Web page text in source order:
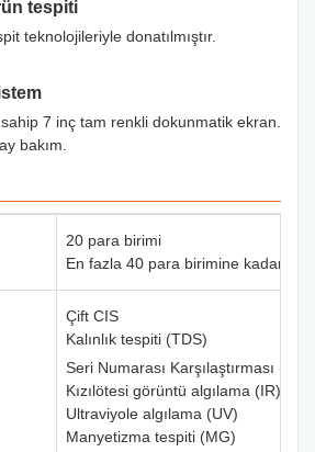
tespiti
teknolojileriyle donatılmıştır.
7 inç tam renkli dokunmatik ekran.
bakım.
20 para birimi
En fazla 40 para birimine kadar
Çift CIS
Kalınlık tespiti (TDS)
Seri Numarası Karşılaştırması (SN)
Kızılötesi görüntü algılama (IR)
Ultraviyole algılama (UV)
Manyetizma tespiti (MG)